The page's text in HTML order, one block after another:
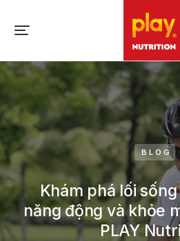
BLOG
Khám phá lối
năng động và khỏe
PLAY